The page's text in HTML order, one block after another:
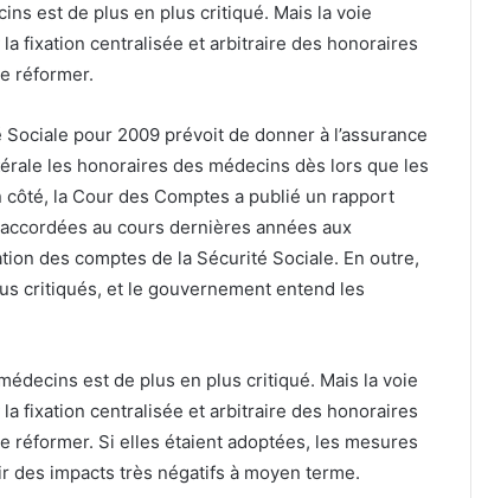
est de plus en plus critiqué. Mais la voie
fixation centralisée et arbitraire des honoraires
réformer.
pour 2009 prévoit de donner à l’assurance
les honoraires des médecins dès lors que les
la Cour des Comptes a publié un rapport
au cours dernières années aux
des comptes de la Sécurité Sociale. En outre,
critiqués, et le gouvernement entend les
est de plus en plus critiqué. Mais la voie
fixation centralisée et arbitraire des honoraires
réformer. Si elles étaient adoptées, les mesures
des impacts très négatifs à moyen terme.